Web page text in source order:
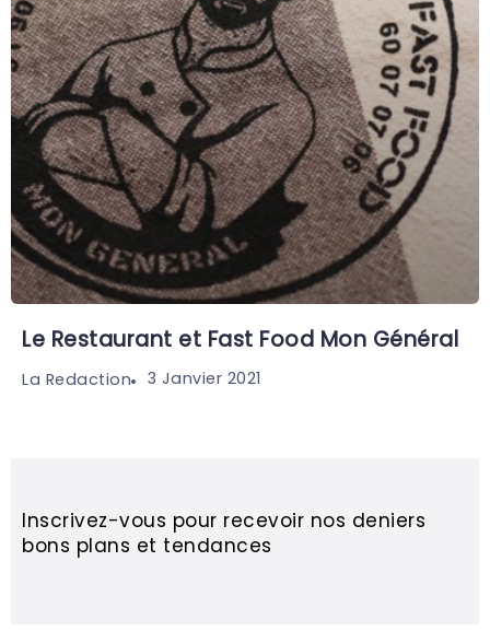
Le Restaurant et Fast Food Mon Général
La Redaction 3 Janvier 2021
Inscrivez-vous pour recevoir nos deniers
bons plans et tendances